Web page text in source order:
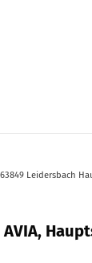
Leidersbach